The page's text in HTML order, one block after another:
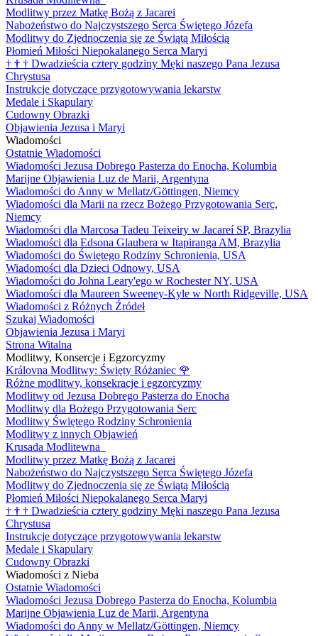
Modlitwy przez Matkę Bożą z Jacarei
Nabożeństwo do Najczystszego Serca Świętego Józefa
Modlitwy do Zjednoczenia się ze Świątą Miłością
Płomień Miłości Niepokalanego Serca Maryi
† † † Dwadzieścia cztery godziny Męki naszego Pana Jezusa
Chrystusa
Instrukcje dotyczące przygotowywania lekarstw
Medale i Skapulary
Cudowny Obrazki
Objawienia Jezusa i Maryi
Wiadomości
Ostatnie Wiadomości
Wiadomości Jezusa Dobrego Pasterza do Enocha, Kolumbia
Marijne Objawienia Luz de Marii, Argentyna
Wiadomości do Anny w Mellatz/Göttingen, Niemcy
Wiadomości dla Marii na rzecz Bożego Przygotowania Serc,
Niemcy
Wiadomości dla Marcosa Tadeu Teixeiry w Jacareí SP, Brazylia
Wiadomości dla Edsona Glaubera w Itapiranga AM, Brazylia
Wiadomości do Świętego Rodziny Schronienia, USA
Wiadomości dla Dzieci Odnowy, USA
Wiadomości do Johna Leary'ego w Rochester NY, USA
Wiadomości dla Maureen Sweeney-Kyle w North Ridgeville, USA
Wiadomości z Różnych Źródeł
Szukaj Wiadomości
Objawienia Jezusa i Maryi
Strona Witalna
Modlitwy, Konsercje i Egzorcyzmy
Královna Modlitwy: Święty Różaniec 🌹
Różne modlitwy, konsekracje i egzorcyzmy
Modlitwy od Jezusa Dobrego Pasterza do Enocha
Modlitwy dla Bożego Przygotowania Serc
Modlitwy Świętego Rodziny Schronienia
Modlitwy z innych Objawień
Krusada Modlitewna
Modlitwy przez Matkę Bożą z Jacarei
Nabożeństwo do Najczystszego Serca Świętego Józefa
Modlitwy do Zjednoczenia się ze Świątą Miłością
Płomień Miłości Niepokalanego Serca Maryi
† † † Dwadzieścia cztery godziny Męki naszego Pana Jezusa
Chrystusa
Instrukcje dotyczące przygotowywania lekarstw
Medale i Skapulary
Cudowny Obrazki
Wiadomości z Nieba
Ostatnie Wiadomości
Wiadomości Jezusa Dobrego Pasterza do Enocha, Kolumbia
Marijne Objawienia Luz de Marii, Argentyna
Wiadomości do Anny w Mellatz/Göttingen, Niemcy